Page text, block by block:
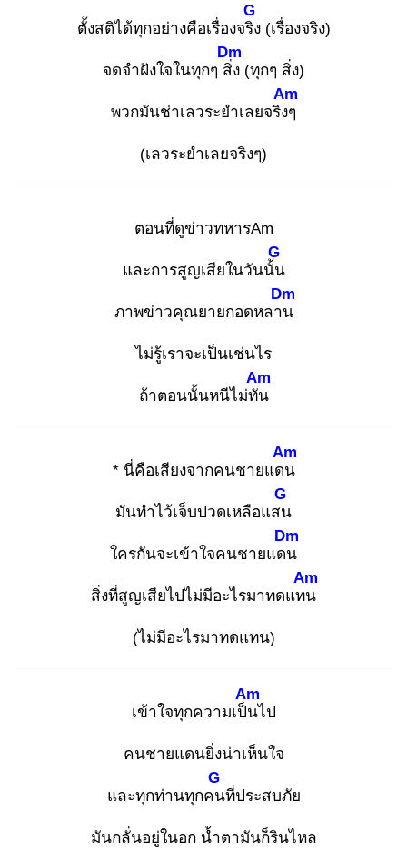
ตั้งสติได้ทุกอย่างคือเรื่องจริง
G
(เรื่องจริง)
จดจำฝังใจในทุกๆ สิ่ง
Dm
(ทุกๆ สิ่ง)
พวกมันช่าเลวระยำเลยจริงๆ
Am
(เลวระยำเลยจริงๆ)
ตอนที่ดูข่าวทหารAm
และการสูญเสียในวันนั้น
G
ภาพข่าวคุณยายกอดหลาน
Dm
ไม่รู้เราจะเป็นเช่นไร
ถ้าตอนนั้นหนีไม่ทัน
Am
* นี่คือเสียงจากคนชายแดน
Am
มันทำไว้เจ็บปวดเหลือแสน
G
ใครกันจะเข้าใจคนชายแดน
Dm
สิ่งที่สูญเสียไปไม่มีอะไรมาทดแทน
Am
(ไม่มีอะไรมาทดแทน)
เข้าใจทุกความเป็น
Am
ไป
คนชายแดนยิ่งน่าเห็นใจ
และทุกท่านทุกคน
G
ที่ประสบภัย
มันกลั่นอยู่ในอก น้ำตามันก็รินไหล